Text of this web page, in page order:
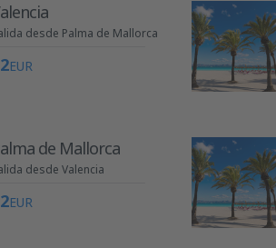
desde Palma de Mallorca
EUR
de Mallorca
desde Valencia
EUR